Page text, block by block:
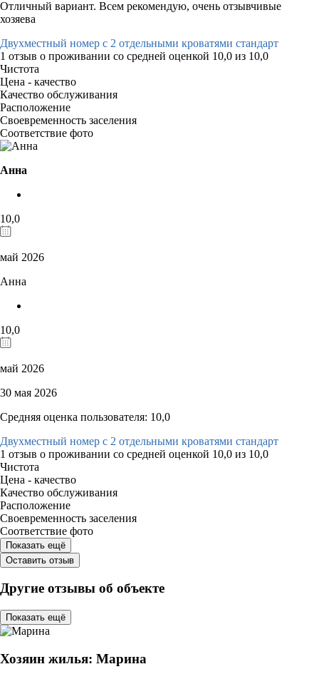
Отличный вариант. Всем рекомендую, очень отзывчивые
хозяева
Двухместный номер с 2 отдельными кроватями стандарт
1 отзыв о проживании со средней оценкой 10,0 из 10,0
Чистота
Цена - качество
Качество обслуживания
Расположение
Своевременность заселения
Соответствие фото
Анна
10,0
май 2026
Анна
10,0
май 2026
30 мая 2026
Средняя оценка пользователя: 10,0
Двухместный номер с 2 отдельными кроватями стандарт
1 отзыв о проживании со средней оценкой 10,0 из 10,0
Чистота
Цена - качество
Качество обслуживания
Расположение
Своевременность заселения
Соответствие фото
Показать ещё
Оставить отзыв
Другие отзывы об объекте
Показать ещё
Хозяин жилья: Марина